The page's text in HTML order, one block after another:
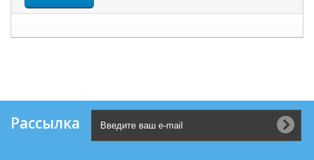
Рассылка